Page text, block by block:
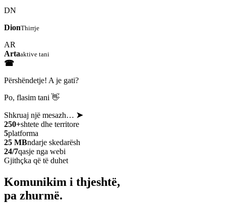
DN
DionThirrje
AR
Artaaktive tani
☎
Përshëndetje! A je gati?
Po, flasim tani 👋
Shkruaj një mesazh… ➤
250+shtete dhe territore
5platforma
25 MBndarje skedarësh
24/7qasje nga webi
Gjithçka që të duhet
Komunikim i thjeshtë,
pa zhurmë.